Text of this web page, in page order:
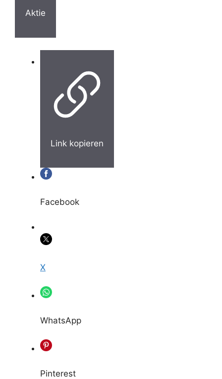
Aktie
Link kopieren
Facebook
X
WhatsApp
Pinterest